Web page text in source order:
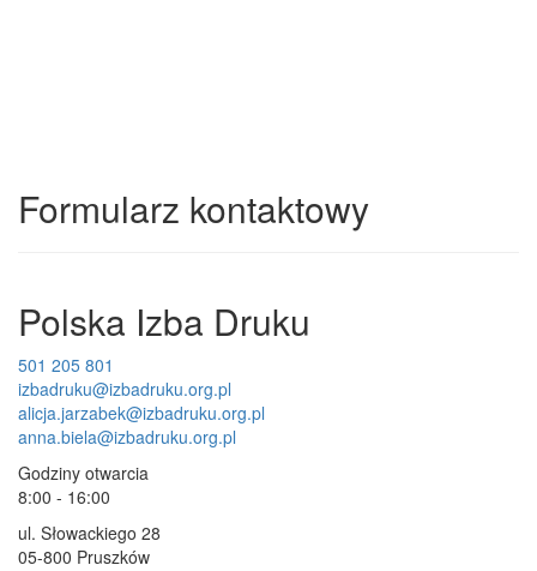
Formularz kontaktowy
Polska Izba Druku
501 205 801
izbadruku@izbadruku.org.pl
alicja.jarzabek@izbadruku.org.pl
anna.biela@izbadruku.org.pl
Godziny otwarcia
8:00 - 16:00
ul. Słowackiego 28
05-800 Pruszków